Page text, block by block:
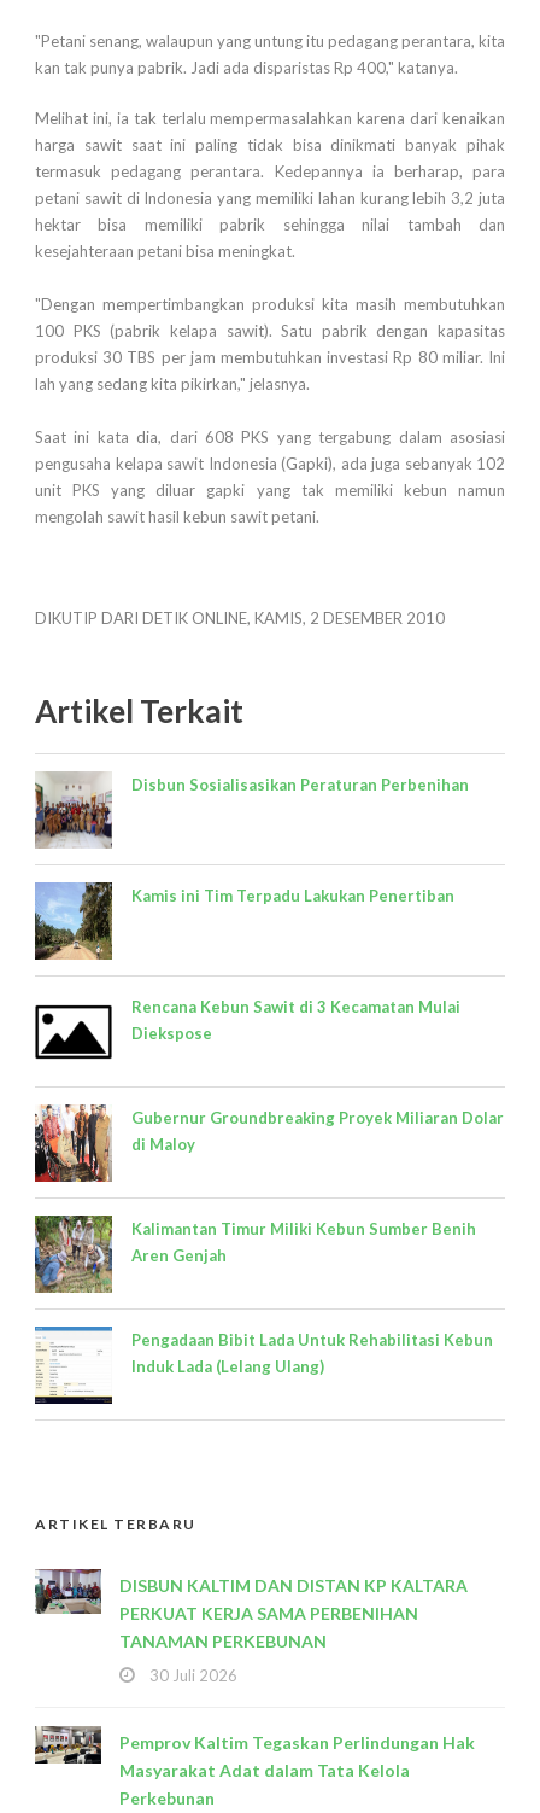
"Petani senang, walaupun yang untung itu pedagang perantara, kita
kan tak punya pabrik. Jadi ada disparistas Rp 400," katanya.
Melihat ini, ia tak terlalu mempermasalahkan karena dari kenaikan
harga sawit saat ini paling tidak bisa dinikmati banyak pihak
termasuk pedagang perantara. Kedepannya ia berharap, para
petani sawit di Indonesia yang memiliki lahan kurang lebih 3,2 juta
hektar bisa memiliki pabrik sehingga nilai tambah dan
kesejahteraan petani bisa meningkat.
"Dengan mempertimbangkan produksi kita masih membutuhkan
100 PKS (pabrik kelapa sawit). Satu pabrik dengan kapasitas
produksi 30 TBS per jam membutuhkan investasi Rp 80 miliar. Ini
lah yang sedang kita pikirkan," jelasnya.
Saat ini kata dia, dari 608 PKS yang tergabung dalam asosiasi
pengusaha kelapa sawit Indonesia (Gapki), ada juga sebanyak 102
unit PKS yang diluar gapki yang tak memiliki kebun namun
mengolah sawit hasil kebun sawit petani.
DIKUTIP DARI DETIK ONLINE, KAMIS, 2 DESEMBER 2010
Artikel Terkait
Disbun Sosialisasikan Peraturan Perbenihan
Kamis ini Tim Terpadu Lakukan Penertiban
Rencana Kebun Sawit di 3 Kecamatan Mulai
Diekspose
Gubernur Groundbreaking Proyek Miliaran Dolar
di Maloy
Kalimantan Timur Miliki Kebun Sumber Benih
Aren Genjah
Pengadaan Bibit Lada Untuk Rehabilitasi Kebun
Induk Lada (Lelang Ulang)
ARTIKEL TERBARU
DISBUN KALTIM DAN DISTAN KP KALTARA
PERKUAT KERJA SAMA PERBENIHAN
TANAMAN PERKEBUNAN
30 Juli 2026
Pemprov Kaltim Tegaskan Perlindungan Hak
Masyarakat Adat dalam Tata Kelola
Perkebunan